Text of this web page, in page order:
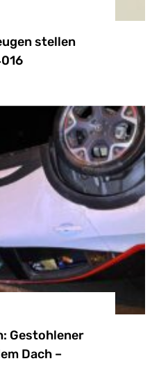
stellen
Gestohlener
Dach –